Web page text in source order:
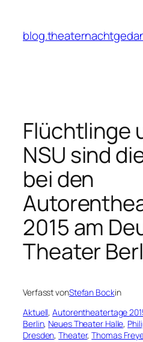
springen
Flüchtlinge
NSU sind
bei den
2015 am
Theater
Verfasst vonStefan Bockin
Aktuell, Autorentheatertage
Berlin, Neues Theater Halle,
Dresden, Theater, Thomas